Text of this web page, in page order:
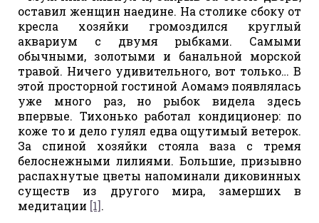
оставил женщин наедине. На столике сбоку от
кресла хозяйки громоздился круглый
аквариум с двумя рыбками. Самыми
обычными, золотыми и банальной морской
травой. Ничего удивительного, вот только… В
этой просторной гостиной Аомамэ появлялась
уже много раз, но рыбок видела здесь
впервые. Тихонько работал кондиционер: по
коже то и дело гулял едва ощутимый ветерок.
За спиной хозяйки стояла ваза с тремя
белоснежными лилиями. Большие, призывно
распахнутые цветы напоминали диковинных
существ из другого мира, замерших в
медитации [1].